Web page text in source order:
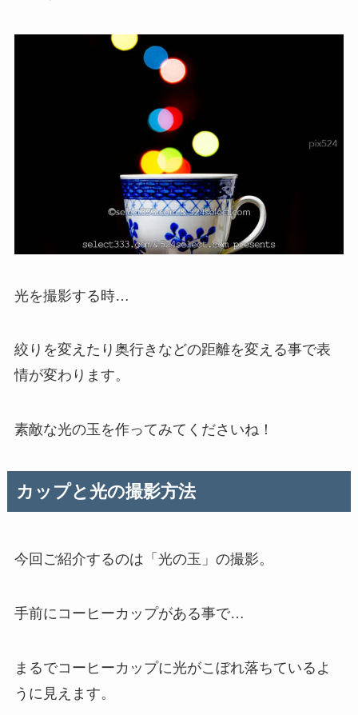
光を撮影する時…
絞りを変えたり奥行きなどの距離を変える事で表
情が変わります。
素敵な光の玉を作ってみてくださいね！
カップと光の撮影方法
今回ご紹介するのは「光の玉」の撮影。
手前にコーヒーカップがある事で…
まるでコーヒーカップに光がこぼれ落ちているよ
うに見えます。